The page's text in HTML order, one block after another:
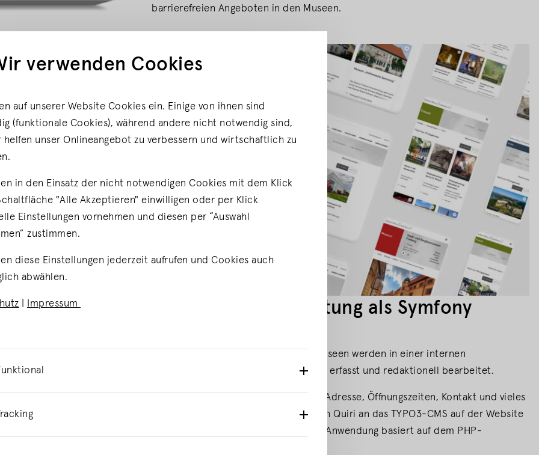
barrierefreien Angeboten in den Museen.
Portals
Kategorien und
Stammdatenverwaltung als Symfony
Alle Stammdaten zu den einzelnen Museen werden in einer internen
Museumsstammdatenverwaltung Quiri erfasst und redaktionell bearbeitet.
Die Stammdaten eines Museums, wie Adresse, Öffnungszeiten, Kontakt und vieles
mehr können über eine Anbindung von Quiri an das TYPO3-CMS auf der Website
ausgespielt werden. Die interne Web-Anwendung basiert auf dem PHP-
verwenden Cookies
auf unserer Website Cookies ein. Einige von ihnen sind
(funktionale Cookies), während andere nicht notwendig sind,
helfen unser Onlineangebot zu verbessern und wirtschaftlich zu
in den Einsatz der nicht notwendigen Cookies mit dem Klick
"Alle Akzeptieren" einwilligen oder per Klick
Einstellungen vornehmen und diesen per “Auswahl
zustimmen.
diese Einstellungen jederzeit aufrufen und Cookies auch
abwählen.
Impressum